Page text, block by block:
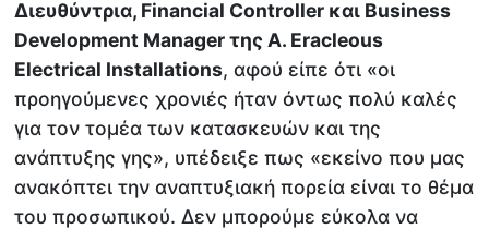
Διευθύντρια, Financial Controller και Business
Development Manager της A. Eracleous
Electrical Installations, αφού είπε ότι «οι
προηγούμενες χρονιές ήταν όντως πολύ καλές
για τον τομέα των κατασκευών και της
ανάπτυξης γης», υπέδειξε πως «εκείνο που μας
ανακόπτει την αναπτυξιακή πορεία είναι το θέμα
του προσωπικού. Δεν μπορούμε εύκολα να